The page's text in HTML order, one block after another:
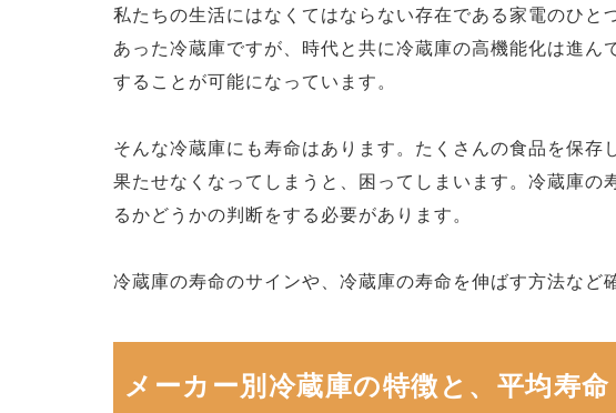
私たちの生活にはなくてはならない存在である家電のひと
あった冷蔵庫ですが、時代と共に冷蔵庫の高機能化は進
することが可能になっています。
そんな冷蔵庫にも寿命はあります。たくさんの食品を保存
果たせなくなってしまうと、困ってしまいます。冷蔵庫の
るかどうかの判断をする必要があります。
冷蔵庫の寿命のサインや、冷蔵庫の寿命を伸ばす方法など
メーカー別冷蔵庫の特徴と、平均寿命